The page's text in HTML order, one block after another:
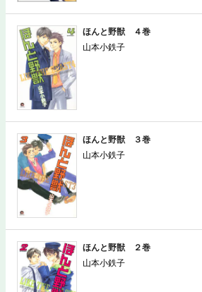
ほんと野獣 ４巻
山本小鉄子
ほんと野獣 ３巻
山本小鉄子
ほんと野獣 ２巻
山本小鉄子